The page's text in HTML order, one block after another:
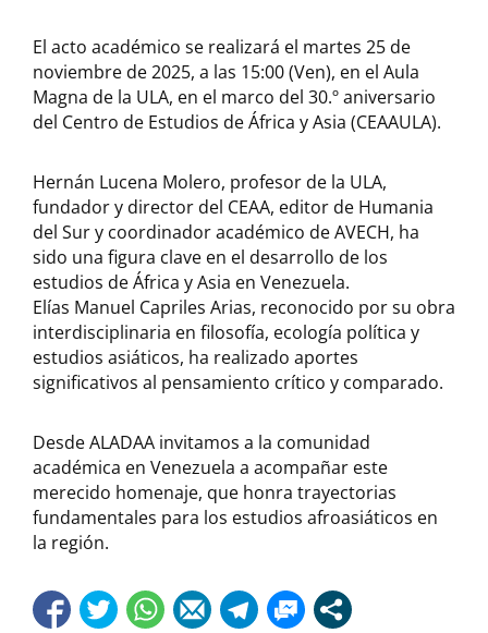
El acto académico se realizará el martes 25 de
noviembre de 2025, a las 15:00 (Ven), en el Aula
Magna de la ULA, en el marco del 30.º aniversario
del Centro de Estudios de África y Asia (CEAAULA).
Hernán Lucena Molero, profesor de la ULA,
fundador y director del CEAA, editor de Humania
del Sur y coordinador académico de AVECH, ha
sido una figura clave en el desarrollo de los
estudios de África y Asia en Venezuela.
Elías Manuel Capriles Arias, reconocido por su obra
interdisciplinaria en filosofía, ecología política y
estudios asiáticos, ha realizado aportes
significativos al pensamiento crítico y comparado.
Desde ALADAA invitamos a la comunidad
académica en Venezuela a acompañar este
merecido homenaje, que honra trayectorias
fundamentales para los estudios afroasiáticos en
la región.